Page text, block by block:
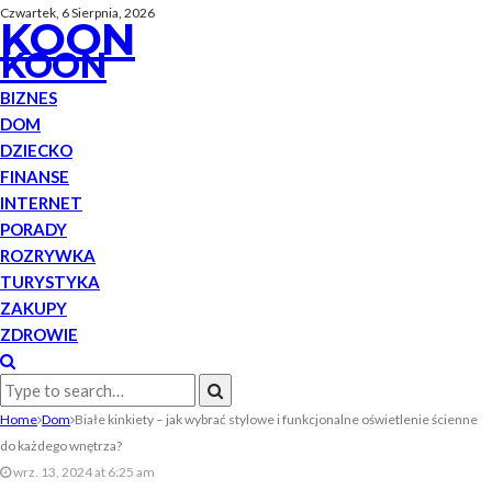
Czwartek, 6 Sierpnia, 2026
KOON
KOON
BIZNES
DOM
DZIECKO
FINANSE
INTERNET
PORADY
ROZRYWKA
TURYSTYKA
ZAKUPY
ZDROWIE
Home Dom Białe kinkiety – jak wybrać stylowe i funkcjonalne oświetlenie ścienne
do każdego wnętrza?
wrz. 13, 2024 at 6:25 am